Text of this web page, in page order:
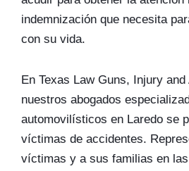
indemnización que necesita
con su vida.
En Texas Law Guns, Injury
nuestros abogados
automovilísticos en Laredo se
víctimas de accidentes.
víctimas y a sus familias en